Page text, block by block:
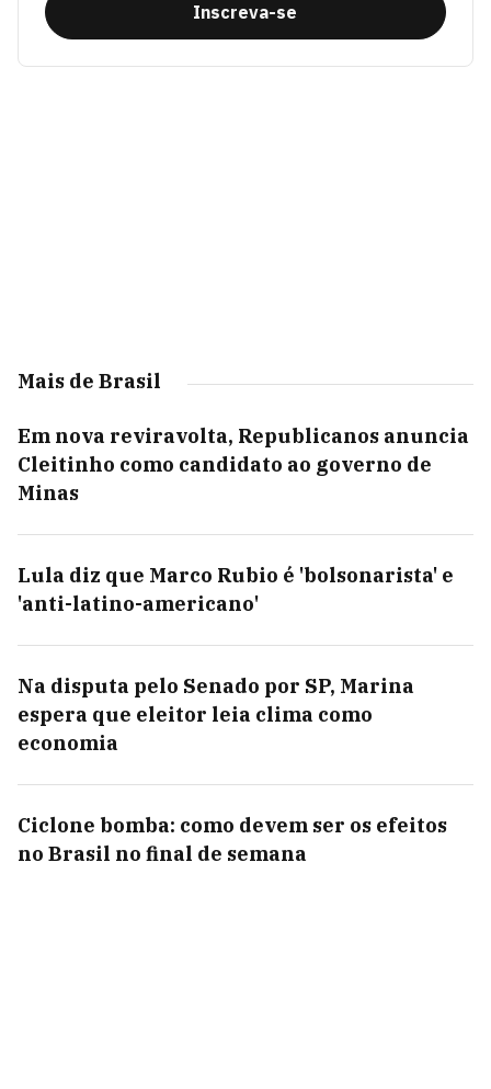
Inscreva-se
Mais de Brasil
Em nova reviravolta, Republicanos anuncia
Cleitinho como candidato ao governo de
Minas
Lula diz que Marco Rubio é 'bolsonarista' e
'anti-latino-americano'
Na disputa pelo Senado por SP, Marina
espera que eleitor leia clima como
economia
Ciclone bomba: como devem ser os efeitos
no Brasil no final de semana